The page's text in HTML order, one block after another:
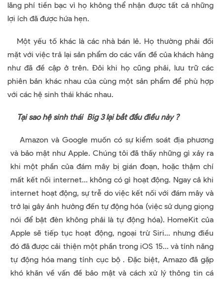
lãng phí tiền bạc vì họ không thể nhận được tất cả những
lợi ích đã được hứa hẹn.
Một yếu tố khác là các nhà bán lẻ. Họ thường phải đối
mặt với việc trả lại sản phẩm do các vấn đề của khách hàng
như đã đề cập ở trên. Đôi khi họ cũng phải, lưu trữ các
phiên bản khác nhau của cùng một sản phẩm để phù hợp
với các hệ sinh thái khác nhau.
Tại sao hệ sinh thái Big 3 lại bắt đầu điều này ?
Amazon và Google muốn có sự kiểm soát địa phương
và bảo mật như Apple. Chúng tôi đã thấy những gì xảy ra
khi một phần của đám mây bị gián đoạn, hoặc thậm chí
mất kết nối internet... không có gì hoạt động. Ngay cả khi
internet hoạt động, sự trễ do việc kết nối với đám mây và
trở lại gây ảnh hưởng đến tự động hóa (việc sử dụng giọng
nói để bật đèn không phải là tự động hóa). HomeKit của
Apple sẽ tiếp tục hoạt động, ngoại trừ Siri... nhưng điều
đó đã được cải thiện một phần trong iOS 15... và tính năng
tự động hóa mang tính cục bộ . Đặc biệt, Amazo đã gặp
khó khăn về vấn đề bảo mật và cách xử lý thông tin cá